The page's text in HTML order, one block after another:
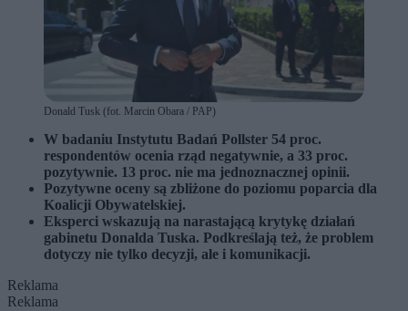
Donald Tusk (fot. Marcin Obara / PAP)
W badaniu Instytutu Badań Pollster 54 proc.
respondentów ocenia rząd negatywnie, a 33 proc.
pozytywnie. 13 proc. nie ma jednoznacznej opinii.
Pozytywne oceny są zbliżone do poziomu poparcia dla
Koalicji Obywatelskiej.
Eksperci wskazują na narastającą krytykę działań
gabinetu Donalda Tuska. Podkreślają też, że problem
dotyczy nie tylko decyzji, ale i komunikacji.
Reklama
Reklama